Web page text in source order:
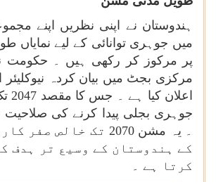
ہندوستان نے اپنی نظریں اپنے
میں جوہری توانائی کے لیے نمایاں
مرکزی بجٹ میں بیان کردہ
جوہری بجلی پیدا کرنے کی
۔ یہ مشن 2070 تک خالص
کے ہندوستان کے وسیع تر ہدف
کرتا ہے ۔